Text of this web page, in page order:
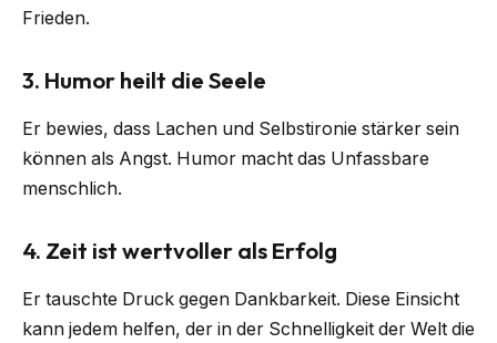
Frieden.
3. Humor heilt die Seele
Er bewies, dass Lachen und Selbstironie stärker sein
können als Angst. Humor macht das Unfassbare
menschlich.
4. Zeit ist wertvoller als Erfolg
Er tausch­te Druck gegen Dankbarkeit. Diese Einsicht
kann jedem helfen, der in der Schnelligkeit der Welt die